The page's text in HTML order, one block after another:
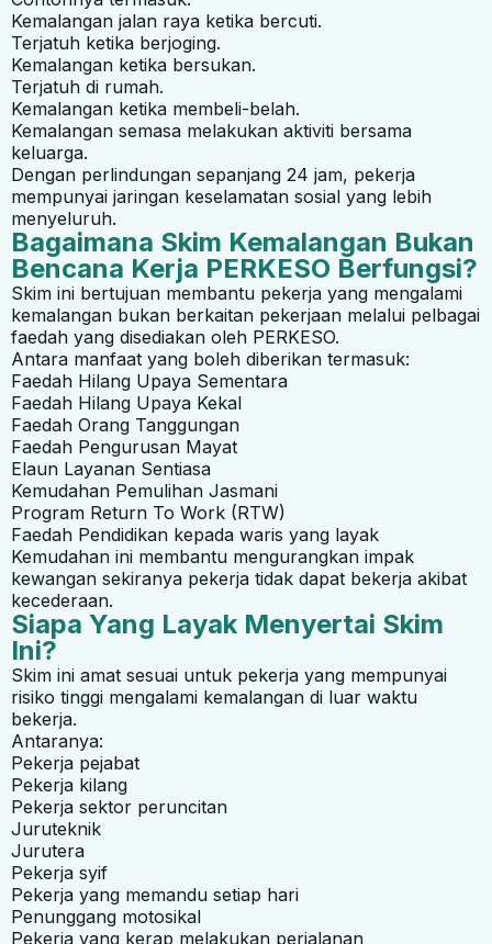
Kemalangan jalan raya ketika bercuti.
Terjatuh ketika berjoging.
Kemalangan ketika bersukan.
Terjatuh di rumah.
Kemalangan ketika membeli-belah.
Kemalangan semasa melakukan aktiviti bersama
keluarga.
Dengan perlindungan sepanjang 24 jam, pekerja
mempunyai jaringan keselamatan sosial yang lebih
menyeluruh.
Bagaimana Skim Kemalangan Bukan
Bencana Kerja PERKESO Berfungsi?
Skim ini bertujuan membantu pekerja yang mengalami
kemalangan bukan berkaitan pekerjaan melalui pelbagai
faedah yang disediakan oleh PERKESO.
Antara manfaat yang boleh diberikan termasuk:
Faedah Hilang Upaya Sementara
Faedah Hilang Upaya Kekal
Faedah Orang Tanggungan
Faedah Pengurusan Mayat
Elaun Layanan Sentiasa
Kemudahan Pemulihan Jasmani
Program Return To Work (RTW)
Faedah Pendidikan kepada waris yang layak
Kemudahan ini membantu mengurangkan impak
kewangan sekiranya pekerja tidak dapat bekerja akibat
kecederaan.
Siapa Yang Layak Menyertai Skim
Ini?
Skim ini amat sesuai untuk pekerja yang mempunyai
risiko tinggi mengalami kemalangan di luar waktu
bekerja.
Antaranya:
Pekerja pejabat
Pekerja kilang
Pekerja sektor peruncitan
Juruteknik
Jurutera
Pekerja syif
Pekerja yang memandu setiap hari
Penunggang motosikal
Pekerja yang kerap melakukan perjalanan